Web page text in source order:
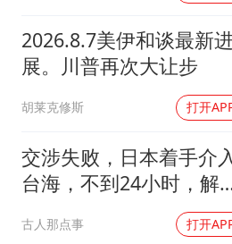
2026.8.7美伊和谈最新进
展。川普再次大让步
胡莱克修斯 打开
交涉失败，日本着手介
台海，不到24小时，解
古人那点事 打开